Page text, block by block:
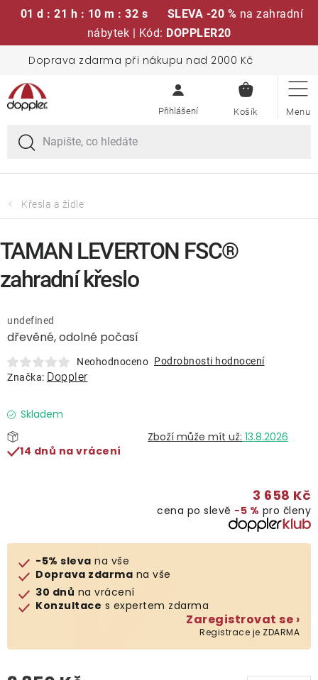
01 d : 21 h : 10 m : 32 s SLEVA -20 % na zahradní
nábytek | Kód: DOPPLER20
obsah
Doprava zdarma při nákupu nad 2000 Kč
KOŠÍK
Sedací soupravy
Slunečníky
Křesla a židle
Lavice a houpačky
Lehátka
Doplňky
Deštníky
Gastro produkty
Klub výhod
Křesla a židle
dřevěné, odolné počasí
undefined
Neohodnoceno Podrobnosti hodnocení
Značka: Doppler
Skladem
13.8.2026
14 dnů na vrácení
3 658 Kč
cena po slevě −5 % pro členy
-5% sleva na vše
Doprava zdarma na vše
30 dnů na vrácení
Konzultace s expertem zdarma
Zaregistrovat se ›
Registrace je ZDARMA
TAMAN LEVERTON FSC®
zahradní křeslo